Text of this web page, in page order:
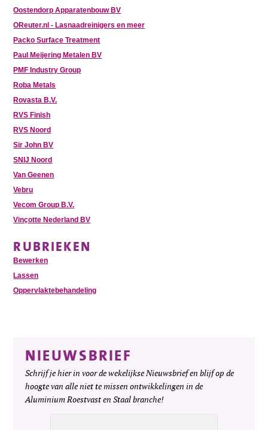
Oostendorp Apparatenbouw BV
OReuter.nl - Lasnaadreinigers en meer
Packo Surface Treatment
Paul Meijering Metalen BV
PMF Industry Group
Roba Metals
Rovasta B.V.
RVS Finish
RVS Noord
Sir John BV
SNIJ Noord
Van Geenen
Vebru
Vecom Group B.V.
Vinçotte Nederland BV
RUBRIEKEN
Bewerken
Lassen
Oppervlaktebehandeling
NIEUWSBRIEF
Schrijf je hier in voor de wekelijkse Nieuwsbrief en blijf op de
hoogte van alle niet te missen ontwikkelingen in de
Aluminium Roestvast en Staal branche!